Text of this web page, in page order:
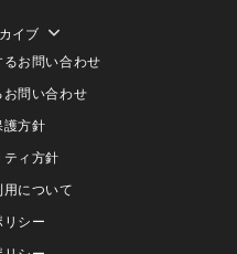
イブ
お問い合わせ
お問い合わせ
護方針
ィ方針
について
リシー